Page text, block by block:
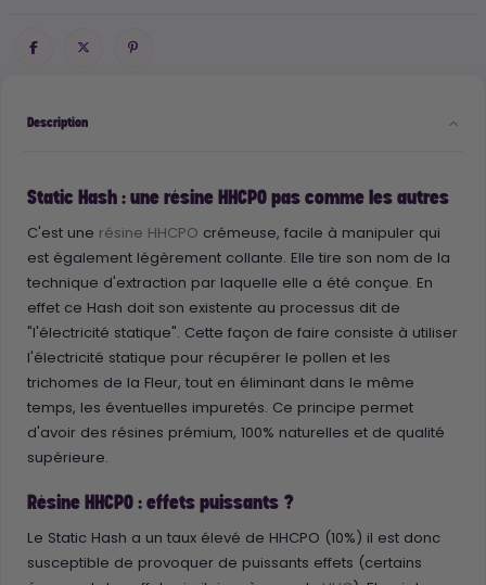
Description
Static Hash : une résine HHCPO pas comme les autres
C'est une résine HHCPO crémeuse, facile à manipuler qui
est également légèrement collante. Elle tire son nom de la
technique d'extraction par laquelle elle a été conçue. En
effet ce Hash doit son existente au processus dit de
"l'électricité statique". Cette façon de faire consiste à utiliser
l'électricité statique pour récupérer le pollen et les
trichomes de la Fleur, tout en éliminant dans le même
temps, les éventuelles impuretés. Ce principe permet
d'avoir des résines prémium, 100% naturelles et de qualité
supérieure.
Résine HHCPO : effets puissants ?
Le Static Hash a un taux élevé de HHCPO (10%) il est donc
susceptible de provoquer de puissants effets (certains